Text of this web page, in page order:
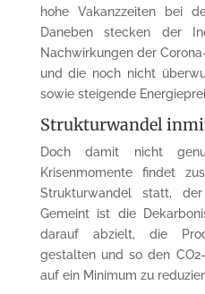
hohe Vakanzzeiten bei
Daneben stecken der
Nachwirkungen der
und die noch nicht
sowie steigende
Strukturwandel
Doch damit nicht
Krisenmomente findet
Strukturwandel statt,
Gemeint ist die
darauf abzielt, die
gestalten und so den
auf ein Minimum zu